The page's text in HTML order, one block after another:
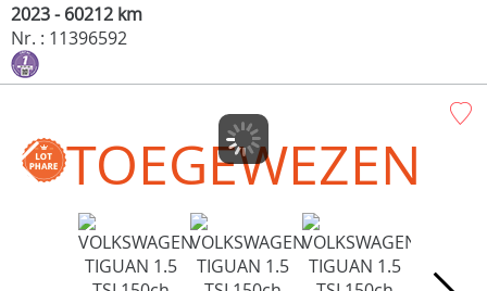
2023 - 60212 km
Nr. : 11396592
TOEGEWEZEN